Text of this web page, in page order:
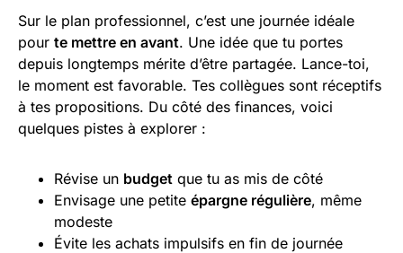
Sur le plan professionnel, c’est une journée idéale
pour te mettre en avant. Une idée que tu portes
depuis longtemps mérite d’être partagée. Lance-toi,
le moment est favorable. Tes collègues sont réceptifs
à tes propositions. Du côté des finances, voici
quelques pistes à explorer :
Révise un budget que tu as mis de côté
Envisage une petite épargne régulière, même
modeste
Évite les achats impulsifs en fin de journée